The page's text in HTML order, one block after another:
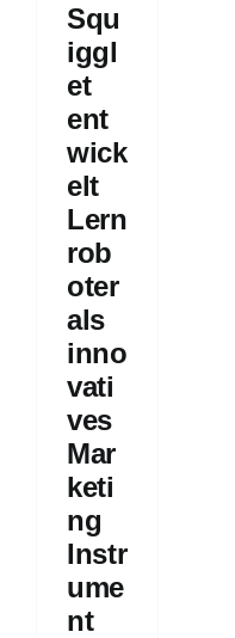
Squ
iggl
et
ent
wick
elt
Lern
rob
oter
als
inno
vati
ves
Mar
keti
ng
Instr
ume
nt